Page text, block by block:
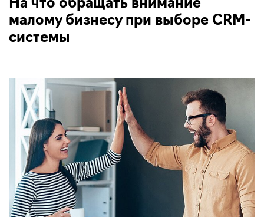
На что обращать внимание
малому бизнесу при выборе CRM-
системы